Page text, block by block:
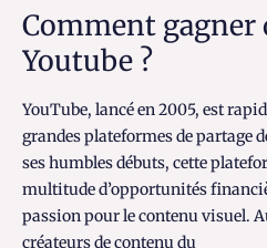
Comment gagner
Youtube ?
YouTube, lancé en 2005, est
grandes plateformes de partage
ses humbles débuts, cette
multitude d’opportunités
passion pour le contenu visuel.
créateurs de contenu du